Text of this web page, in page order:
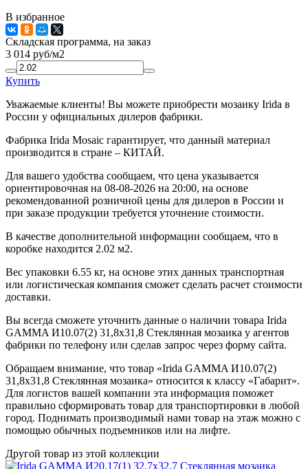
В избранное
Складская программа, на заказ
3 014 руб/м2
Купить
Уважаемые клиенты! Вы можете приобрести мозаику Irida в
России у официальных дилеров фабрики.
Фабрика Irida Mosaic гарантирует, что данный материал
производится в стране – КИТАЙ.
Для вашего удобства сообщаем, что цена указывается
ориентировочная на 08-08-2026 на 20:00, на основе
рекомендованной розничной цены для дилеров в России и
при заказе продукции требуется уточнение стоимости.
В качестве дополнительной информации сообщаем, что в
коробке находится 2.02 м2.
Вес упаковки 6.55 кг, на основе этих данных транспортная
или логистическая компания сможет сделать расчет стоимости
доставки.
Вы всегда сможете уточнить данные о наличии товара Irida
GAMMA И10.07(2) 31,8x31,8 Стеклянная мозаика у агентов
фабрики по телефону или сделав запрос через форму сайта.
Обращаем внимание, что товар «Irida GAMMA И10.07(2)
31,8x31,8 Стеклянная мозаика» относится к классу «Габарит».
Для логистов вашей компании эта информация поможет
правильно сформировать товар для транспортировки в любой
город. Поднимать производимый нами товар на этаж можно с
помощью обычных подъемников или на лифте.
Другой товар из этой коллекции